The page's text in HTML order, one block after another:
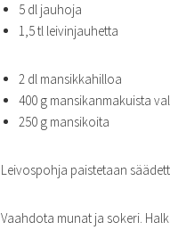
5 dl jauhoja
1,5 tl leivinjauhetta
2 dl mansikkahilloa
400 g mansikanmakuista
250 g mansikoita
Leivospohja paistetaan
Vaahdota munat ja sokeri.